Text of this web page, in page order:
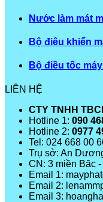
Nước làm mát
Bộ điêu khiển
Bộ điều tốc
LIÊN HỆ
CTY TNHH
Hotline 1: 090
Hotline 2: 0977
Tel: 024 668 00
Trụ sở: An
CN: 3 miền Băc
Email 1:
Email 2:
Email 3: